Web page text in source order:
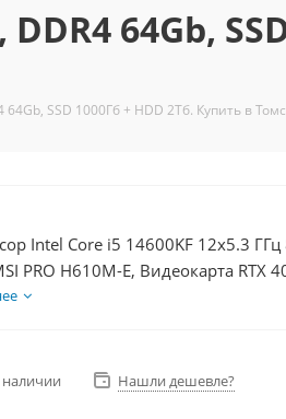
64Gb,
SSD 1000Гб + HDD 2Тб. Купить в
Intel Core i5 14600KF 12x5.3
PRO H610M-E, Видеокарта
+ HDD 2Тб, БП 850Вт
наличии Нашли дешевле?